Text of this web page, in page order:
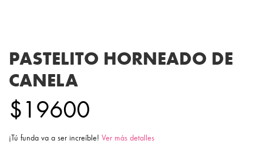
PASTELITO HORNEADO DE
CANELA
$19600
¡Tú funda va a ser increíble! Ver más detalles